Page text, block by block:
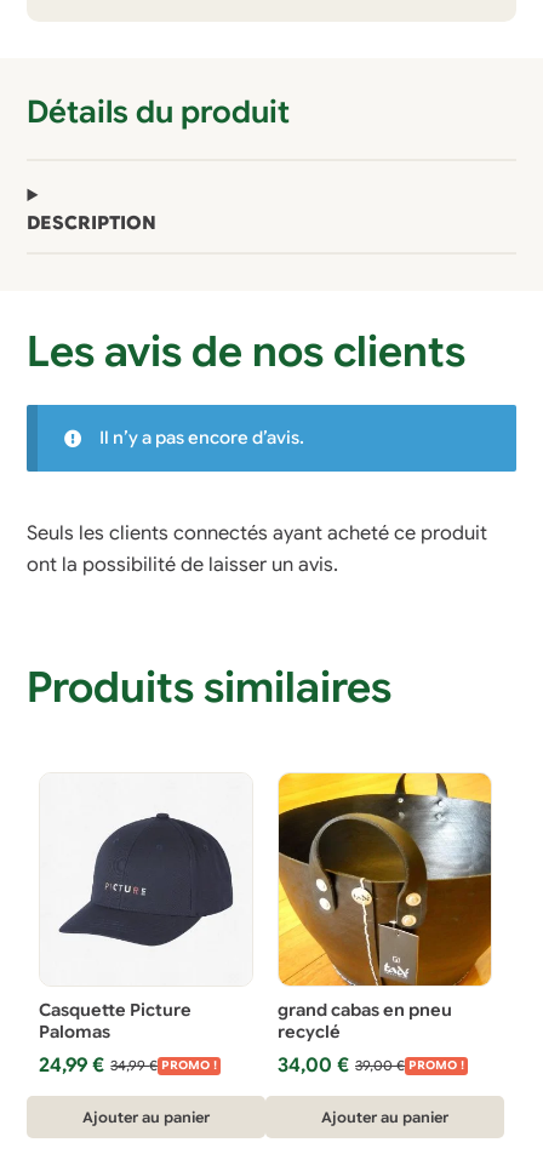
Détails du produit
DESCRIPTION
Les avis de nos clients
Il n’y a pas encore d’avis.
Seuls les clients connectés ayant acheté ce produit
ont la possibilité de laisser un avis.
Produits similaires
Casquette Picture
Palomas
34,99€
Le
initial
était :
24,99€
Le
actuel
est :
PROMO !
Ajouter au panier
grand cabas en pneu
recyclé
39,00€
Le
initial
était :
34,00 €
Le
actuel
est :
PROMO !
Ajouter au panier